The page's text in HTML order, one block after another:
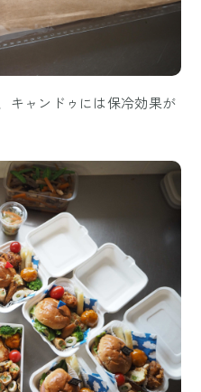
キャンドゥには保冷効果が